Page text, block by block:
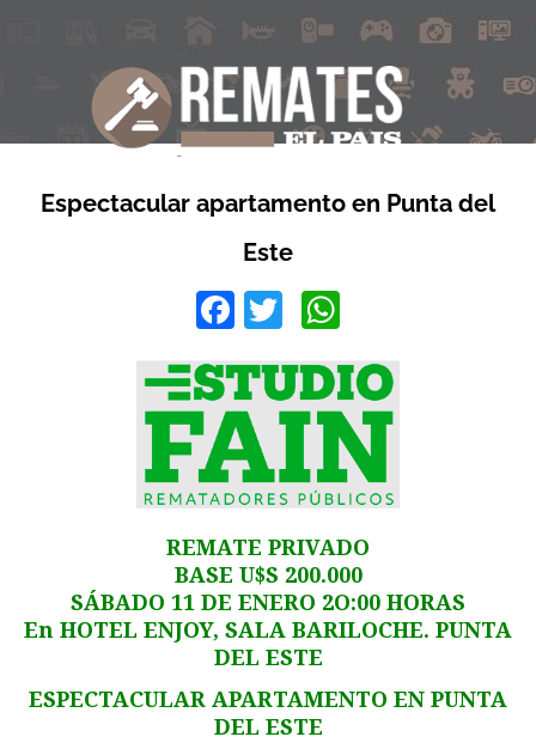
Espectacular apartamento en Punta del
Este
Facebook
Twitter
REMATE PRIVADO
BASE U$S 200.000
SÁBADO 11 DE ENERO 2O:00 HORAS
En HOTEL ENJOY, SALA BARILOCHE. PUNTA
DEL ESTE
ESPECTACULAR APARTAMENTO EN PUNTA
DEL ESTE